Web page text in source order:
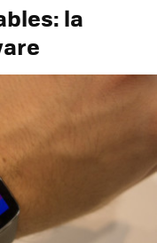
la